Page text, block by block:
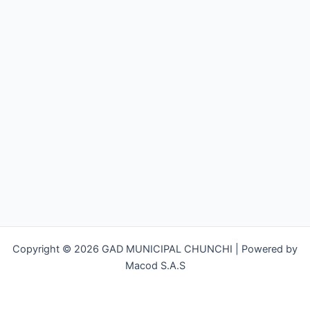
Copyright © 2026 GAD MUNICIPAL CHUNCHI | Powered by
Macod S.A.S